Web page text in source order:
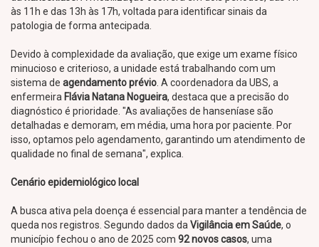
às 11h e das 13h às 17h, voltada para identificar sinais da
patologia de forma antecipada.
Devido à complexidade da avaliação, que exige um exame físico
minucioso e criterioso, a unidade está trabalhando com um
sistema de agendamento prévio . A coordenadora da UBS, a
enfermeira Flávia Natana Nogueira, destaca que a precisão do
diagnóstico é prioridade. "As avaliações de hanseníase são
detalhadas e demoram, em média, uma hora por paciente. Por
isso, optamos pelo agendamento, garantindo um atendimento de
qualidade no final de semana", explica.
Cenário epidemiológico local
A busca ativa pela doença é essencial para manter a tendência de
queda nos registros. Segundo dados da Vigilância em Saúde, o
município fechou o ano de 2025 com 92 novos casos, uma